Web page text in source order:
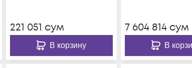
06035-20BC)
221 051 сум
В корзину
7 604 814сум
В